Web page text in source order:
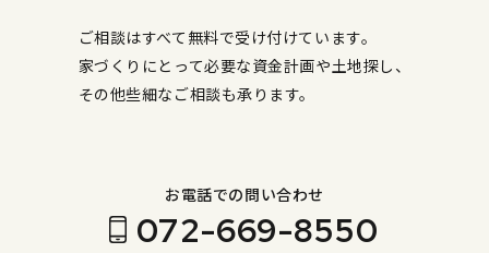
ご相談はすべて無料で受け付けています。
家づくりにとって必要な資金計画や土地探し、
その他些細なご相談も承ります。
お電話での問い合わせ
072-669-8550